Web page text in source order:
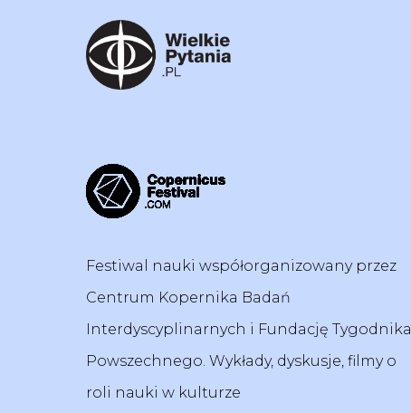
Festiwal nauki współorganizowany przez
Centrum Kopernika Badań
Interdyscyplinarnych i Fundację Tygodnika
Powszechnego. Wykłady, dyskusje, filmy o
roli nauki w kulturze